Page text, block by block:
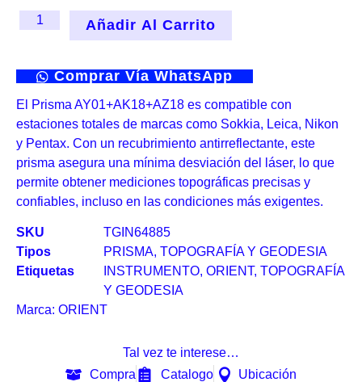
Añadir Al Carrito
Comprar Vía WhatsApp
El Prisma AY01+AK18+AZ18 es compatible con
estaciones totales de marcas como Sokkia, Leica, Nikon
y Pentax. Con un recubrimiento antirreflectante, este
prisma asegura una mínima desviación del láser, lo que
permite obtener mediciones topográficas precisas y
confiables, incluso en las condiciones más exigentes.
SKU
TGIN64885
Tipos
PRISMA, TOPOGRAFÍA Y GEODESIA
Etiquetas
INSTRUMENTO, ORIENT, TOPOGRAFÍA
Y GEODESIA
Marca: ORIENT
Tal vez te interese…
Compra
Catalogo Ubicación